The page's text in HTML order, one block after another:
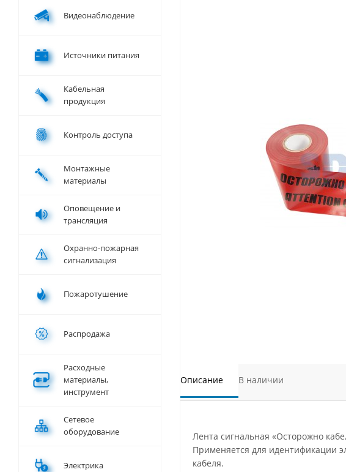
Описание В наличии
Лента сигнальная «Осторожно
Применяется для идентификации
кабеля.
Видеонаблюдение
Источники питания
Кабельная
продукция
Контроль доступа
Монтажные
материалы
Оповещение и
трансляция
Охранно-пожарная
сигнализация
Пожаротушение
Распродажа
Расходные
материалы,
инструмент
Сетевое
оборудование
Электрика